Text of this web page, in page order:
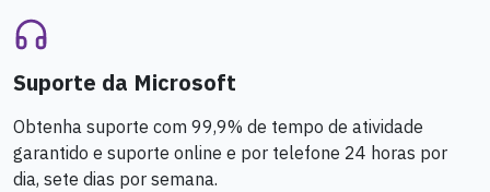
Suporte da Microsoft
Obtenha suporte com 99,9% de tempo de atividade
garantido e suporte online e por telefone 24 horas por
dia, sete dias por semana.